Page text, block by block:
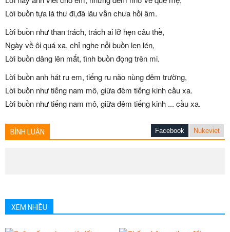
Lời buồn tựa lá thư đi,đã lâu vẫn chưa hồi âm.
Lời buồn như than trách, trách ai lỡ hẹn câu thề,
Ngày về ôi quá xa, chỉ nghe nỗi buồn len lén,
Lời buồn dâng lên mắt, tình buồn đọng trên mi.
Lời buồn anh hát ru em, tiếng ru não nùng đêm trường,
Lời buồn như tiếng nam mô, giữa đêm tiếng kinh cầu xa.
Lời buồn như tiếng nam mô, giữa đêm tiếng kinh ... cầu xa.
Facebook Nukeviet
BÌNH LUẬN
XEM NHIỀU